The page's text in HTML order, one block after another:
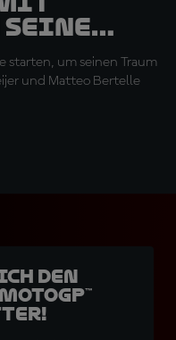
starten, um seinen Traum
und Matteo Bertelle
den